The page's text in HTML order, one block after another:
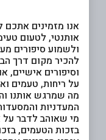
אנו מזמינים אתכם
אותנטי, לטעום
ולשמוע סיפורים
להכיר מקום דרך
וסיפורים אישיים,
על ריחות, טעמים
מה שמרגש אותנו
המעדניות
מי שאוהב לדבר על
בזכות הטעמים,